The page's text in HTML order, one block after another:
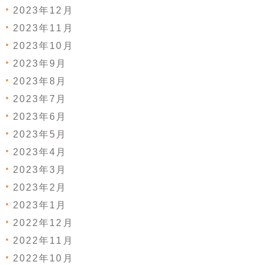
2023年12月
2023年11月
2023年10月
2023年9月
2023年8月
2023年7月
2023年6月
2023年5月
2023年4月
2023年3月
2023年2月
2023年1月
2022年12月
2022年11月
2022年10月